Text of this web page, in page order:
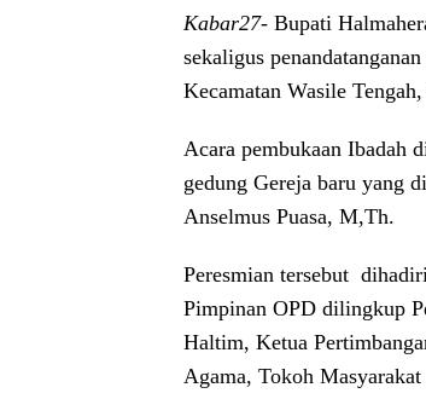
Kabar27- Bupati
sekaligus
Kecamatan Wasile
Acara pembukaan Ibadah
gedung Gereja baru yang
Anselmus Puasa, M,Th.
Peresmian tersebut
Pimpinan OPD dilingkup
Haltim, Ketua
Agama, Tokoh Masyarakat